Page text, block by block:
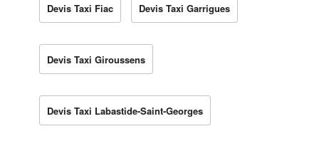
Devis Taxi Fiac Devis Taxi Garrigues
Devis Taxi Giroussens
Devis Taxi Labastide-Saint-Georges